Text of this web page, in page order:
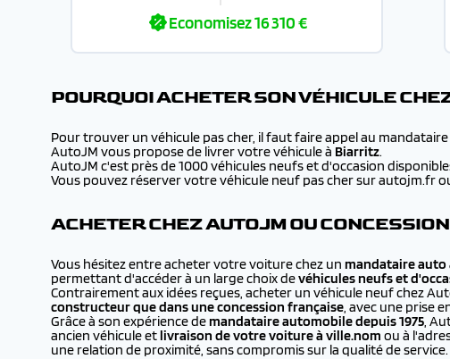
Economisez16 310 €
POURQUOI ACHETER SON VÉHICULE
Pour trouver un véhicule pas cher, il faut faire appel au
AutoJM vous propose de livrer votre véhicule à Biarritz.
AutoJM c'est près de 1000 véhicules neufs et d'occasion
Vous pouvez réserver votre véhicule neuf pas cher sur autojm.fr
ACHETER CHEZ AUTOJM OU
Vous hésitez entre acheter votre voiture chez un mandataire auto
permettant d'accéder à un large choix devéhicules neufs et
Contrairement aux idées reçues, acheter un véhicule neuf chez
constructeur que dans une concession française, avec une prise
Grâce à son expérience demandataire automobile depuis 1975,
ancien véhicule etlivraison de votre voiture à ville.nom ou à
une relation de proximité, sans compromis sur la qualité de service.